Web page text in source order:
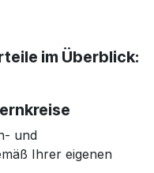
im Überblick:
und
Ihrer eigenen